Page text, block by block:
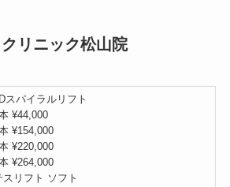
クリニック松山院
スパイラルリフト
¥44,000
¥154,000
¥220,000
¥264,000
スリフト ソフト